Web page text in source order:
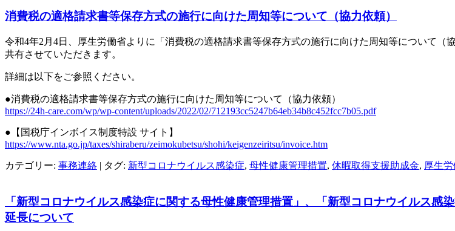
消費税の適格請求書等保存方式の施行に向けた周知等について（協力依頼）
令和4年2月4日、厚生労働省よりに「消費税の適格請求書等保存方式の施行に向けた周知等について（
共有させていただきます。
詳細は以下をご参照ください。
●消費税の適格請求書等保存方式の施行に向けた周知等について（協力依頼）
https://24h-care.com/wp/wp-content/uploads/2022/02/712193cc5247b64eb34b8c452fcc7b05.pdf
●【国税庁インボイス制度特設 サイト】
https://www.nta.go.jp/taxes/shiraberu/zeimokubetsu/shohi/keigenzeiritsu/invoice.htm
カテゴリー: 事務連絡 | タグ: 新型コロナウイルス感染症, 母性健康管理措置, 休暇取得支援助成金, 厚生
「新型コロナウイルス感染症に関する母性健康管理措置」、「新型コロナウイルス
延長について